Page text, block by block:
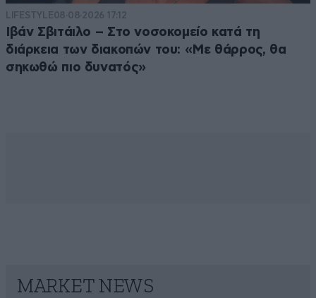
LIFESTYLE08·08·2026 17:12
Ιβάν Σβιτάιλο – Στο νοσοκομείο κατά τη
διάρκεια των διακοπών του: «Με θάρρος, θα
σηκωθώ πιο δυνατός»
MARKET NEWS